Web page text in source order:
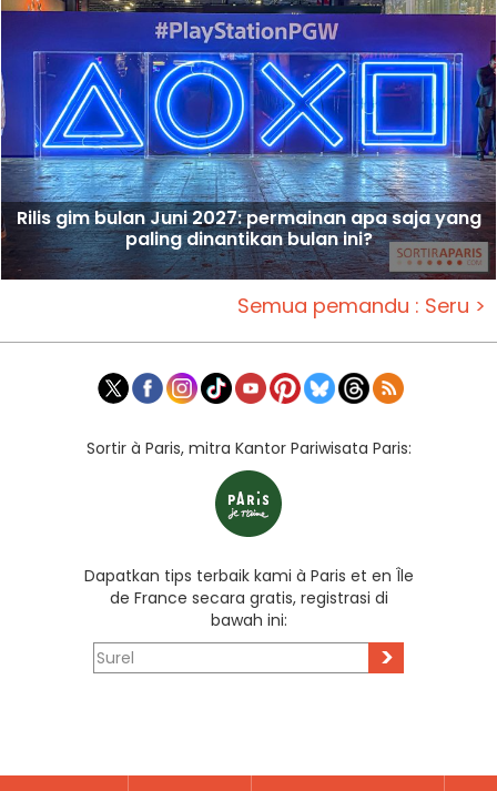
Rilis gim bulan Juni 2027: permainan apa saja yang
paling dinantikan bulan ini?
Semua pemandu : Seru >
Sortir à Paris, mitra Kantor Pariwisata Paris:
Dapatkan tips terbaik kami à Paris et en Île
de France secara gratis, registrasi di
bawah ini:
>